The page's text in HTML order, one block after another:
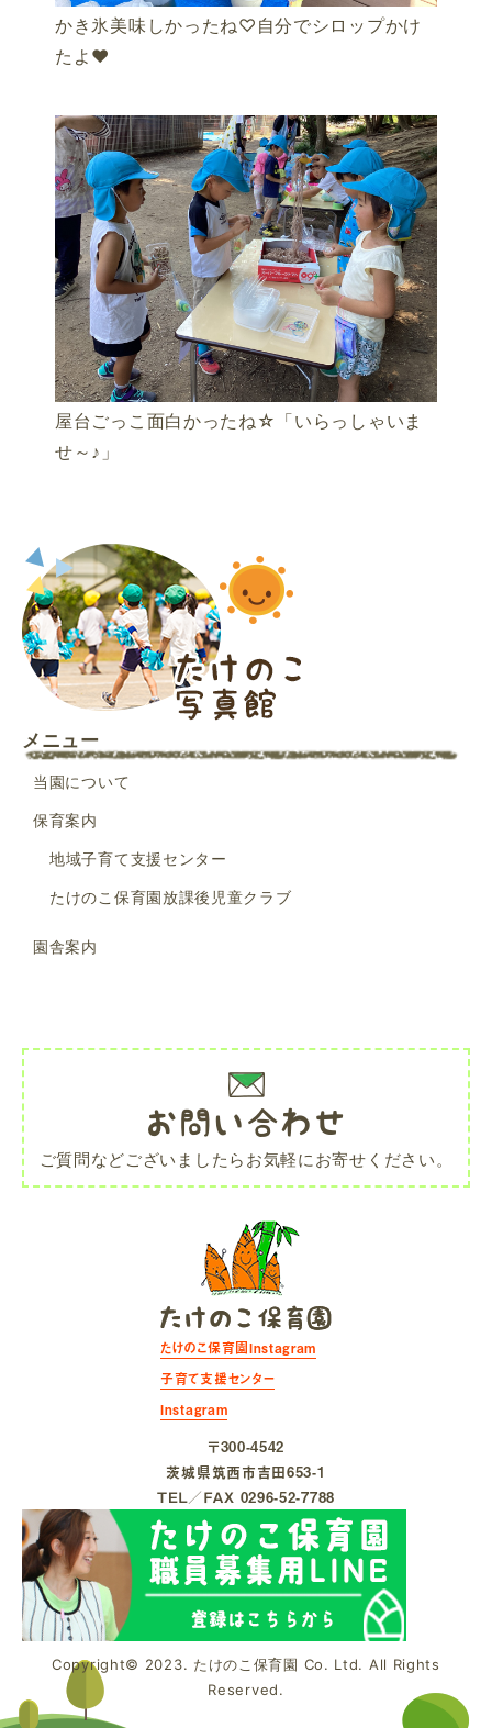
かき氷美味しかったね♡自分でシロップかけ
たよ♥
屋台ごっこ面白かったね☆「いらっしゃいま
せ～♪」
メニュー
当園について
保育案内
地域子育て支援センター
たけのこ保育園放課後児童クラブ
園舎案内
お問い合わせ
ご質問などございましたらお気軽にお寄せください。
たけのこ保育園Instagram
子育て支援センター
Instagram
〒300-4542
茨城県筑⻄市吉⽥653-1
ＴＥＬ／ＦＡＸ 0296-52-7788
Copyright© 2023. たけのこ保育園 Co. Ltd. All Rights
Reserved.